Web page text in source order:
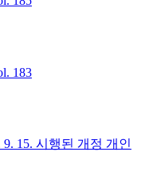
183
15. 시행된 개정 개인